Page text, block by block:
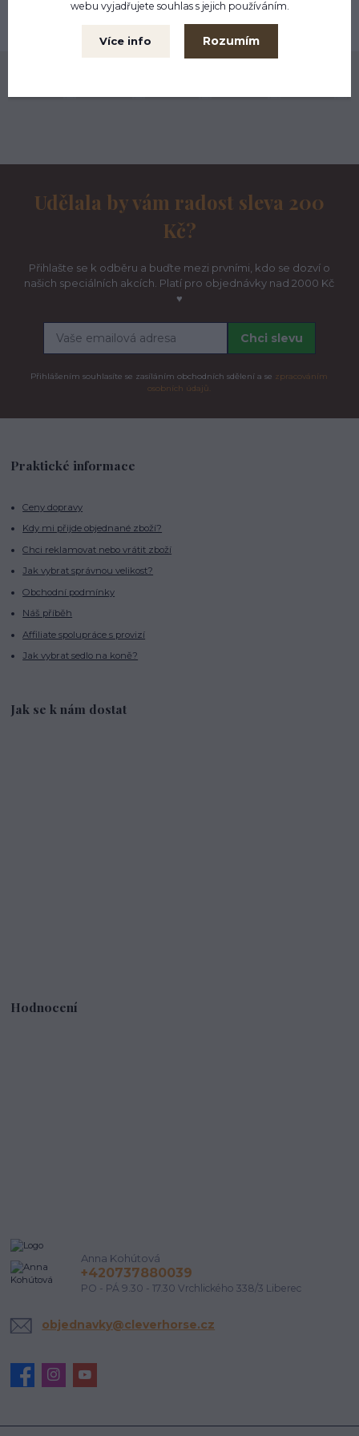
Možnost výměny
do 30 dnů
Udělala by vám radost sleva 200
Kč?
Přihlašte se k odběru a buďte mezi prvními, kdo se dozví o
našich speciálních akcích. Platí pro objednávky nad 2000 Kč
♥
Chci slevu
Přihlášením souhlasíte se zasíláním obchodních sdělení a se zpracováním
osobních údajů.
Praktické informace
Ceny dopravy
Kdy mi přijde objednané zboží?
Chci reklamovat nebo vrátit zboží
Jak vybrat správnou velikost?
Obchodní podmínky
Náš příběh
Affiliate spolupráce s provizí
Jak vybrat sedlo na koně?
Jak se k nám dostat
Hodnocení
Anna Kohútová
+420737880039
PO - PÁ 9.30 - 17.30 Vrchlického 338/3 Liberec
objednavky@cleverhorse.cz
webu vyjadřujete souhlas s jejich používáním.
Více info Rozumím